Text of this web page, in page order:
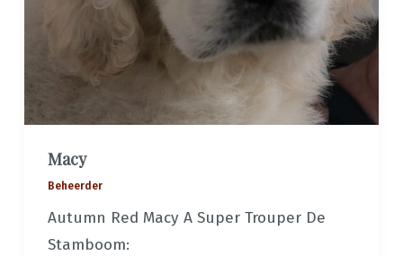
Macy
Beheerder
Autumn Red Macy A Super Trouper De
Stamboom: